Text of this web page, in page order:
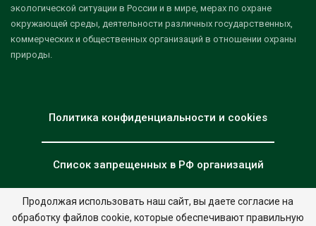
экологической ситуации в России и в мире, мерах по охране
окружающей среды, деятельности различных государственных,
коммерческих и общественных организаций в отношении охраны
природы.
Политика конфиденциальности и cookies
Список запрещенных в РФ организаций
© 2026 - НИА "Экология". Все права защищены. Дизайн:nia.eco
Продолжая использовать наш сайт, вы даете согласие на
обработку файлов cookie, которые обеспечивают правильную